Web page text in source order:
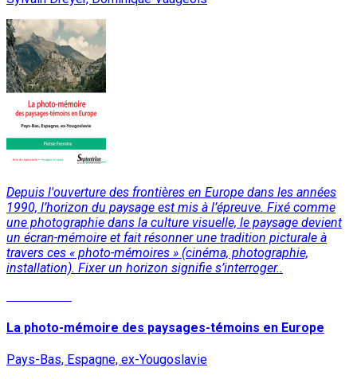
Depuis l'ouverture des frontières en Europe dans les années
1990, l’horizon du paysage est mis à l’épreuve. Fixé comme
une photographie dans la culture visuelle, le paysage devient
un écran-mémoire et fait résonner une tradition picturale à
travers ces « photo-mémoires » (cinéma, photographie,
installation). Fixer un horizon signifie s’interroger..
La photo-mémoire des paysages-témoins en Europe
Pays-Bas, Espagne, ex-Yougoslavie